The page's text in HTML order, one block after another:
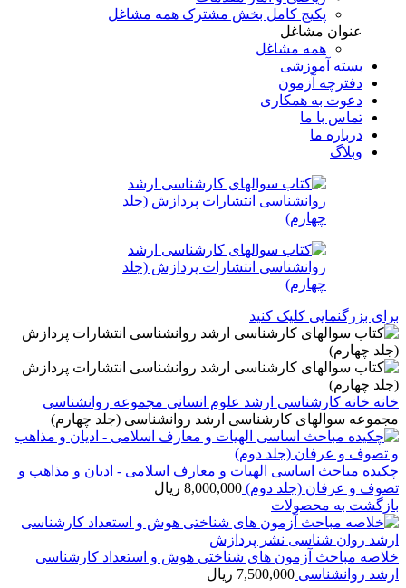
پکیج کامل بخش مشترک همه مشاغل
عنوان مشاغل
همه مشاغل
بسته آموزشی
دفترچه آزمون
دعوت به همکاری
تماس با ما
درباره ما
وبلاگ
برای بزرگنمایی کلیک کنید
خانه خانه کارشناسی ارشد علوم انسانی مجموعه روانشناسی
مجموعه سوالهای کارشناسی ارشد روانشناسی (جلد چهارم)
چکیده مباحث اساسی الهیات و معارف اسلامی - ادیان و مذاهب و
تصوف و عرفان (جلد دوم) 8,000,000 ریال
بازگشت به محصولات
خلاصه مباحث آزمون های شناختی هوش و استعداد کارشناسی
ارشد روانشناسی 7,500,000 ریال